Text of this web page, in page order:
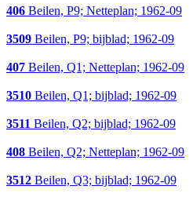
406 Beilen, P9; Netteplan; 1962-09
3509 Beilen, P9; bijblad; 1962-09
407 Beilen, Q1; Netteplan; 1962-09
3510 Beilen, Q1; bijblad; 1962-09
3511 Beilen, Q2; bijblad; 1962-09
408 Beilen, Q2; Netteplan; 1962-09
3512 Beilen, Q3; bijblad; 1962-09